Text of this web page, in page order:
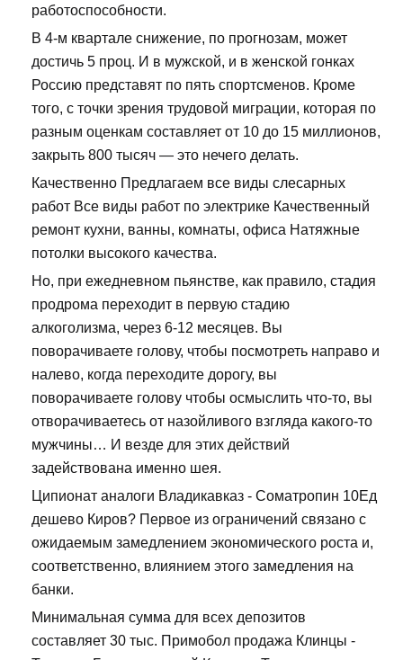
работоспособности.
В 4-м квартале снижение, по прогнозам, может
достичь 5 проц. И в мужской, и в женской гонках
Россию представят по пять спортсменов. Кроме
того, с точки зрения трудовой миграции, которая по
разным оценкам составляет от 10 до 15 миллионов,
закрыть 800 тысяч — это нечего делать.
Качественно Предлагаем все виды слесарных
работ Все виды работ по электрике Качественный
ремонт кухни, ванны, комнаты, офиса Натяжные
потолки высокого качества.
Но, при ежедневном пьянстве, как правило, стадия
продрома переходит в первую стадию
алкоголизма, через 6-12 месяцев. Вы
поворачиваете голову, чтобы посмотреть направо и
налево, когда переходите дорогу, вы
поворачиваете голову чтобы осмыслить что-то, вы
отворачиваетесь от назойливого взгляда какого-то
мужчины… И везде для этих действий
задействована именно шея.
Ципионат аналоги Владикавказ - Cоматропин 10Ед
дешево Киров? Первое из ограничений связано с
ожидаемым замедлением экономического роста и,
соответственно, влиянием этого замедления на
банки.
Минимальная сумма для всех депозитов
составляет 30 тыс. Примобол продажа Клинцы -